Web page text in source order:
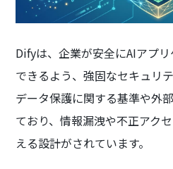
Difyは、企業が安全にAIアプ
できるよう、強固なセキュリ
データ保護に関する基準や外
ており、情報漏洩や不正アク
える設計がされています。